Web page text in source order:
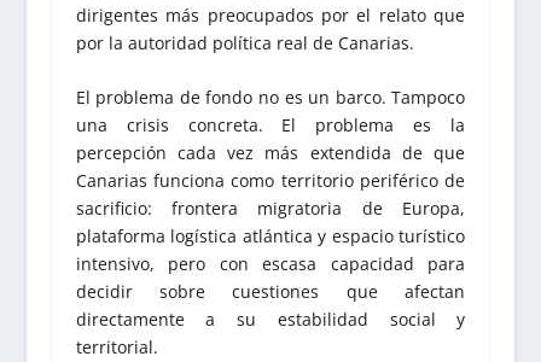
dirigentes más preocupados por el relato que
por la autoridad política real de Canarias.
El problema de fondo no es un barco. Tampoco
una crisis concreta. El problema es la
percepción cada vez más extendida de que
Canarias funciona como territorio periférico de
sacrificio: frontera migratoria de Europa,
plataforma logística atlántica y espacio turístico
intensivo, pero con escasa capacidad para
decidir sobre cuestiones que afectan
directamente a su estabilidad social y
territorial.